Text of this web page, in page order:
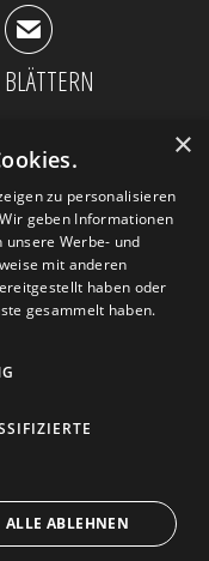
✉
Impressum
×
zu personalisieren
geben Informationen
Werbe- und
mit anderen
haben oder
gesammelt haben.
ALLE ABLEHNEN